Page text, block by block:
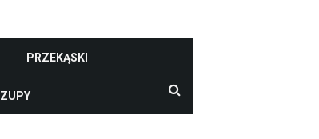
PRZEKĄSKI
ZUPY